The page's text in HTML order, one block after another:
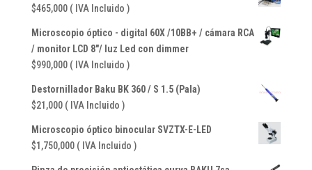
$465,000 ( IVA Incluido )
Microscopio óptico - digital 60X /10BB+ / cámara RCA
/ monitor LCD 8"/ luz Led con dimmer
$990,000 ( IVA Incluido )
Destornillador Baku BK 360 / S 1.5 (Pala)
$21,000 ( IVA Incluido )
Microscopio óptico binocular SVZTX-E-LED
$1,750,000 ( IVA Incluido )